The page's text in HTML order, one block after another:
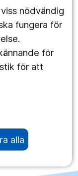
nödvändig
fungera för
för
för att
alla